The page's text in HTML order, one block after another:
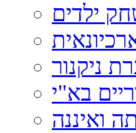
ילדים
ניקנור
בא"י
ואיננה